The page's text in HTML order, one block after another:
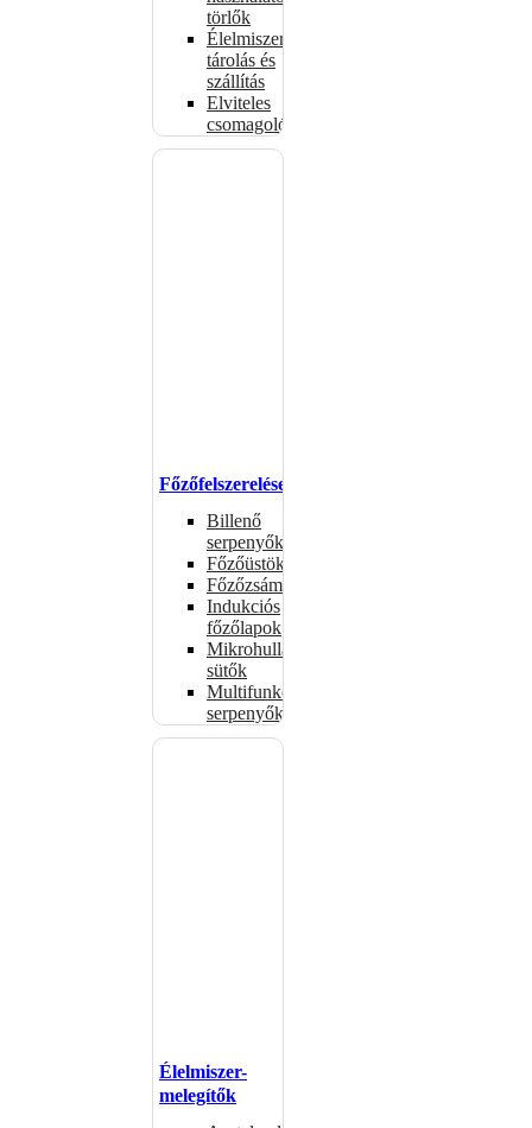
törlők
Élelmiszer-
tárolás és
szállítás
Elviteles
csomagolóanyagok
Főzőfelszerelések
Billenő
serpenyők
Főzőüstök
Főzőzsámolyok
Indukciós
főzőlapok
Mikrohullámú
sütők
Multifunkciós
serpenyők
Élelmiszer-
melegítők